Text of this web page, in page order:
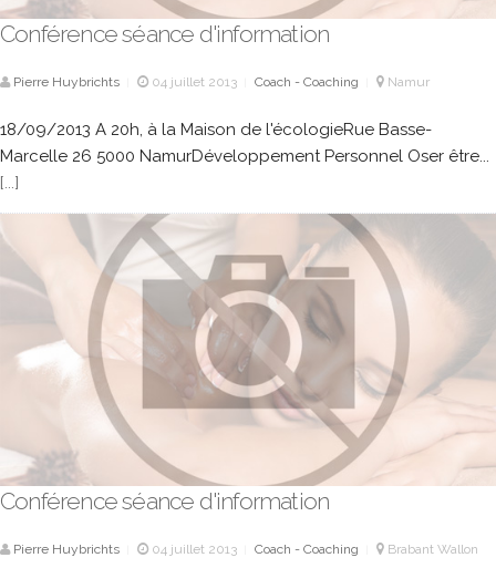
Conférence séance d'information
Pierre Huybrichts 04 juillet 2013 Coach - Coaching Namur
18/09/2013 A 20h, à la Maison de l'écologieRue Basse-
Marcelle 26 5000 NamurDéveloppement Personnel Oser être...
[...]
Conférence séance d'information
Pierre Huybrichts 04 juillet 2013 Coach - Coaching Brabant Wallon